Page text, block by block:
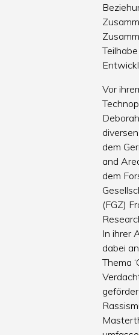
Vor
dem
and
dem
(FGZ)
In ihrer
dabei
Thema